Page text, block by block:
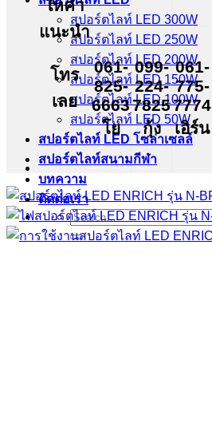
สปอร์ตไลท์ LED 300W
สปอร์ตไลท์ LED 250W
สปอร์ตไลท์ LED 200W
สปอร์ตไลท์ LED 150W
สปอร์ตไลท์ LED 100W
สปอร์ตไลท์ LED 50W
สปอร์ตไลท์ LED โซล่าเซลล์
สปอร์ตไลท์สนามกีฬา
บทความ
ติดต่อเรา
Search
for:
ให้คำ
แนะนำ
โทร
เลย
061-
825-
6663
โย
099-
224-
7825
กุ้ง
061-
775-
7774
เอิร์น